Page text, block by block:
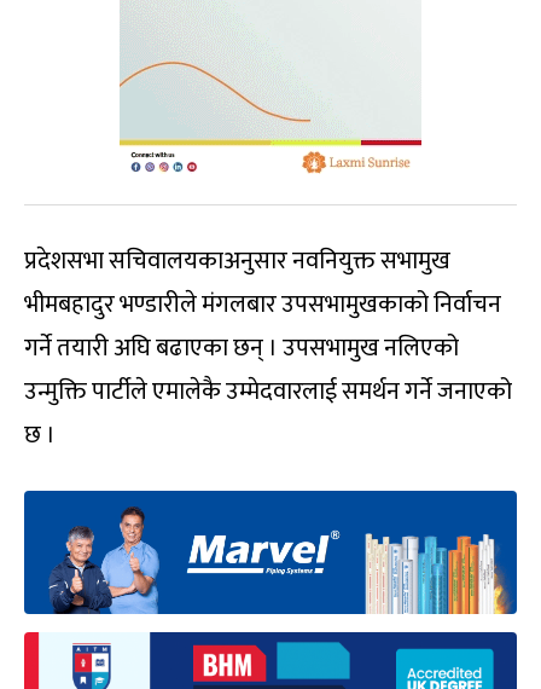
प्रदेशसभा सचिवालयकाअनुसार नवनियुक्त सभामुख
भीमबहादुर भण्डारीले मंगलबार उपसभामुखकाको निर्वाचन
गर्ने तयारी अघि बढाएका छन् । उपसभामुख नलिएको
उन्मुक्ति पार्टीले एमालेकै उम्मेदवारलाई समर्थन गर्ने जनाएको
छ ।